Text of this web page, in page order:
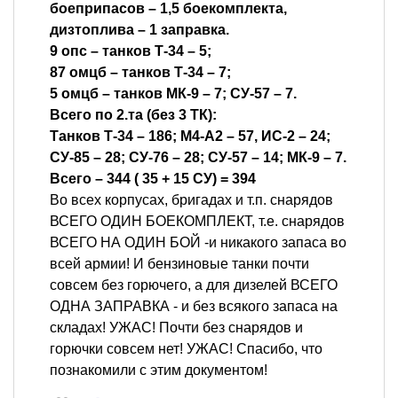
боеприпасов – 1,5 боекомплекта,
дизтоплива – 1 заправка.
9 oпс – танков Т-34 – 5;
87 омцб – танков Т-34 – 7;
5 омцб – танков МК-9 – 7; СУ-57 – 7.
Всего по 2.та (без 3 ТК):
Танков Т-34 – 186; М4-А2 – 57, ИС-2 – 24;
СУ-85 – 28; СУ-76 – 28; СУ-57 – 14; МК-9 – 7.
Всего – 344 ( 35 + 15 СУ) = 394
Во всех корпусах, бригадах и т.п. снарядов
ВСЕГО ОДИН БОЕКОМПЛЕКТ, т.е. снарядов
ВСЕГО НА ОДИН БОЙ -и никакого запаса во
всей армии! И бензиновые танки почти
совсем без горючего, а для дизелей ВСЕГО
ОДНА ЗАПРАВКА - и без всякого запаса на
складах! УЖАС! Почти без снарядов и
горючки совсем нет! УЖАС! Спасибо, что
познакомили с этим документом!